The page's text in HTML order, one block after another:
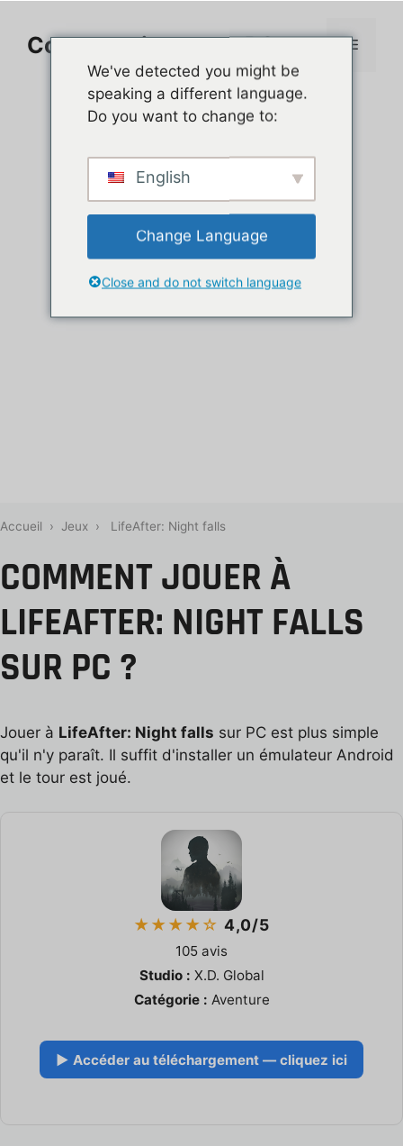
contenuComment jouer sur PC Menu
Accueil › Jeux › LifeAfter: Night falls
COMMENT JOUER À
LIFEAFTER: NIGHT FALLS
SUR PC ?
Jouer à LifeAfter: Night falls sur PC est plus simple
qu'il n'y paraît. Il suffit d'installer un émulateur Android
et le tour est joué.
★★★★☆ 4,0/5
105 avis
Studio : X.D. Global
Catégorie : Aventure
▶ Accéder au téléchargement — cliquez ici
We've detected you might be
speaking a different language.
Do you want to change to:
English
Change Language
Close and do not switch language